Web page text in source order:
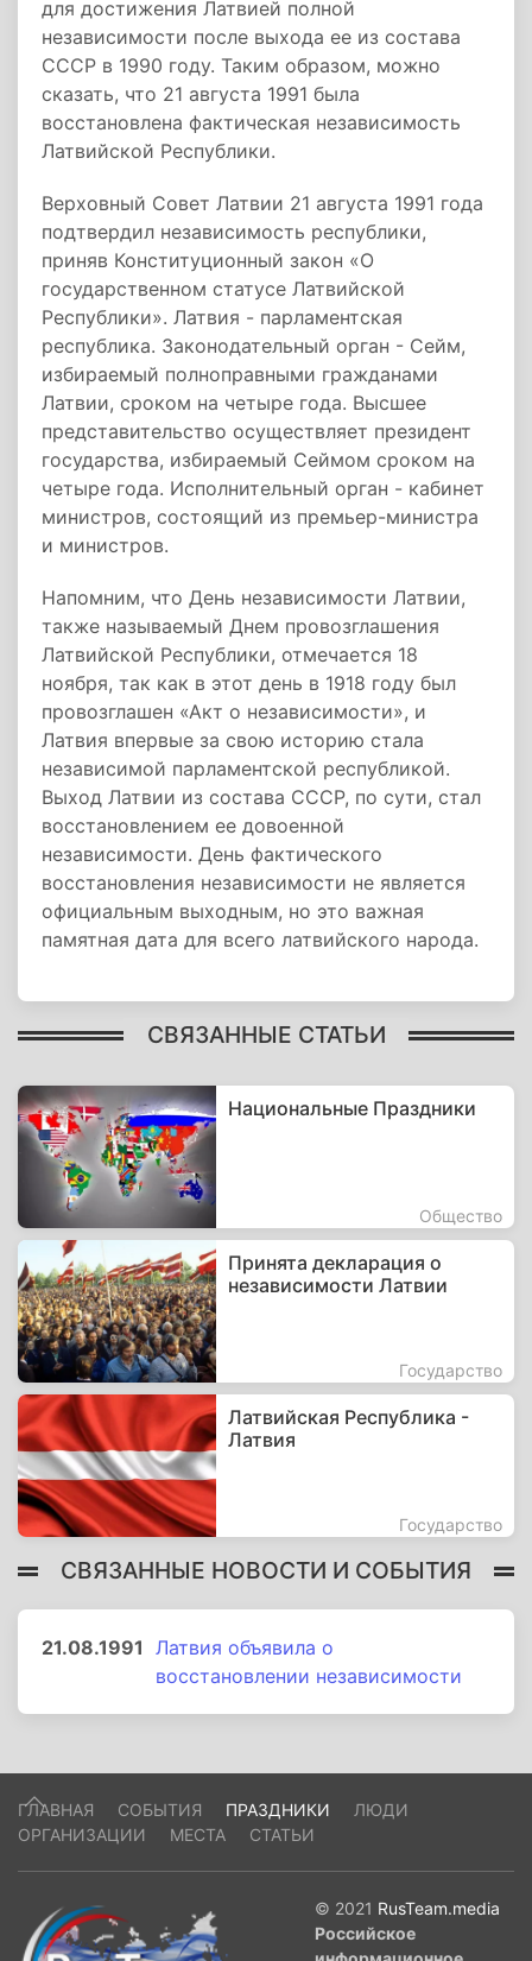
для достижения Латвией полной
независимости после выхода ее из состава
СССР в 1990 году. Таким образом, можно
сказать, что 21 августа 1991 была
восстановлена фактическая независимость
Латвийской Республики.
Верховный Совет Латвии 21 августа 1991 года
подтвердил независимость республики,
приняв Конституционный закон «О
государственном статусе Латвийской
Республики». Латвия - парламентская
республика. Законодательный орган - Сейм,
избираемый полноправными гражданами
Латвии, сроком на четыре года. Высшее
представительство осуществляет президент
государства, избираемый Сеймом сроком на
четыре года. Исполнительный орган - кабинет
министров, состоящий из премьер-министра
и министров.
Напомним, что День независимости Латвии,
также называемый Днем провозглашения
Латвийской Республики, отмечается 18
ноября, так как в этот день в 1918 году был
провозглашен «Акт о независимости», и
Латвия впервые за свою историю стала
независимой парламентской республикой.
Выход Латвии из состава СССР, по сути, стал
восстановлением ее довоенной
независимости. День фактического
восстановления независимости не является
официальным выходным, но это важная
памятная дата для всего латвийского народа.
СВЯЗАННЫЕ СТАТЬИ
Национальные Праздники
Общество
Принята декларация о
независимости Латвии
Государство
Латвийская Республика -
Латвия
Государство
СВЯЗАННЫЕ НОВОСТИ И СОБЫТИЯ
21.08.1991 Латвия объявила о
восстановлении независимости
ГЛАВНАЯ СОБЫТИЯ ПРАЗДНИКИ
ЛЮДИ
ОРГАНИЗАЦИИ
МЕСТА СТАТЬИ
© 2021 RusTeam.media
Российское